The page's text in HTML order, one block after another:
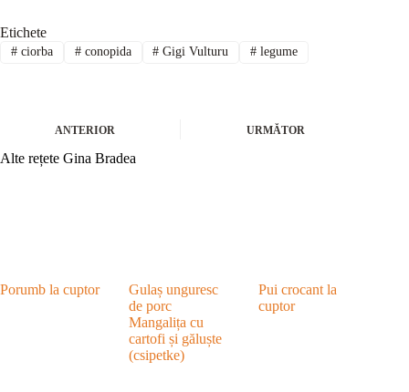
Etichete
#ciorba #conopida # Gigi Vulturu # legume
ANTERIOR URMĂTOR
Alte rețete Gina Bradea
Porumb la cuptor
Gulaș unguresc
de porc
Mangalița cu
cartofi și găluște
(csipetke)
Pui crocant la
cuptor